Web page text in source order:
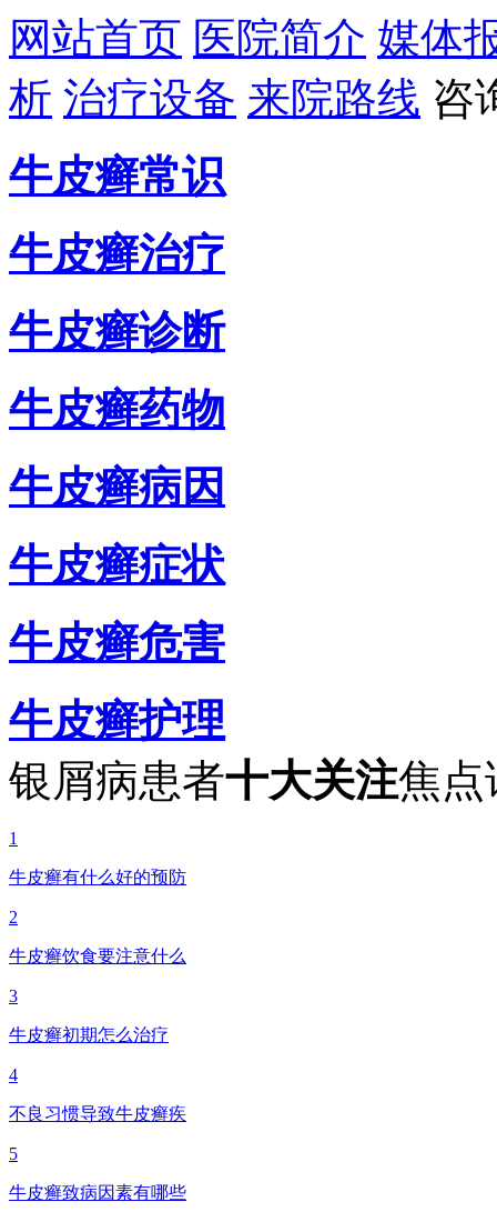
网站首页 医院简介 媒体
析 治疗设备 来院路线 咨
牛皮癣常识
牛皮癣治疗
牛皮癣诊断
牛皮癣药物
牛皮癣病因
牛皮癣症状
牛皮癣危害
牛皮癣护理
银屑病患者十大关注焦点
1
牛皮癣有什么好的预防
2
牛皮癣饮食要注意什么
3
牛皮癣初期怎么治疗
4
不良习惯导致牛皮癣疾
5
牛皮癣致病因素有哪些